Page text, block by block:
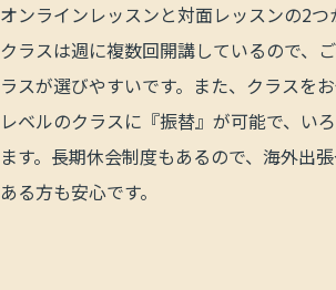
オンラインレッスンと対面レッスンの2
クラスは週に複数回開講しているので、
ラスが選びやすいです。また、クラスを
レベルのクラスに『振替』が可能で、い
ます。長期休会制度もあるので、海外出
ある方も安心です。